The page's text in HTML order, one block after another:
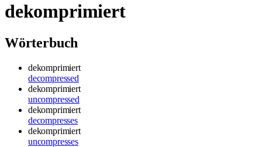
dekomprimiert
Wörterbuch
dekomprimiert
decompressed
dekomprimiert
uncompressed
dekomprimiert
decompresses
dekomprimiert
uncompresses